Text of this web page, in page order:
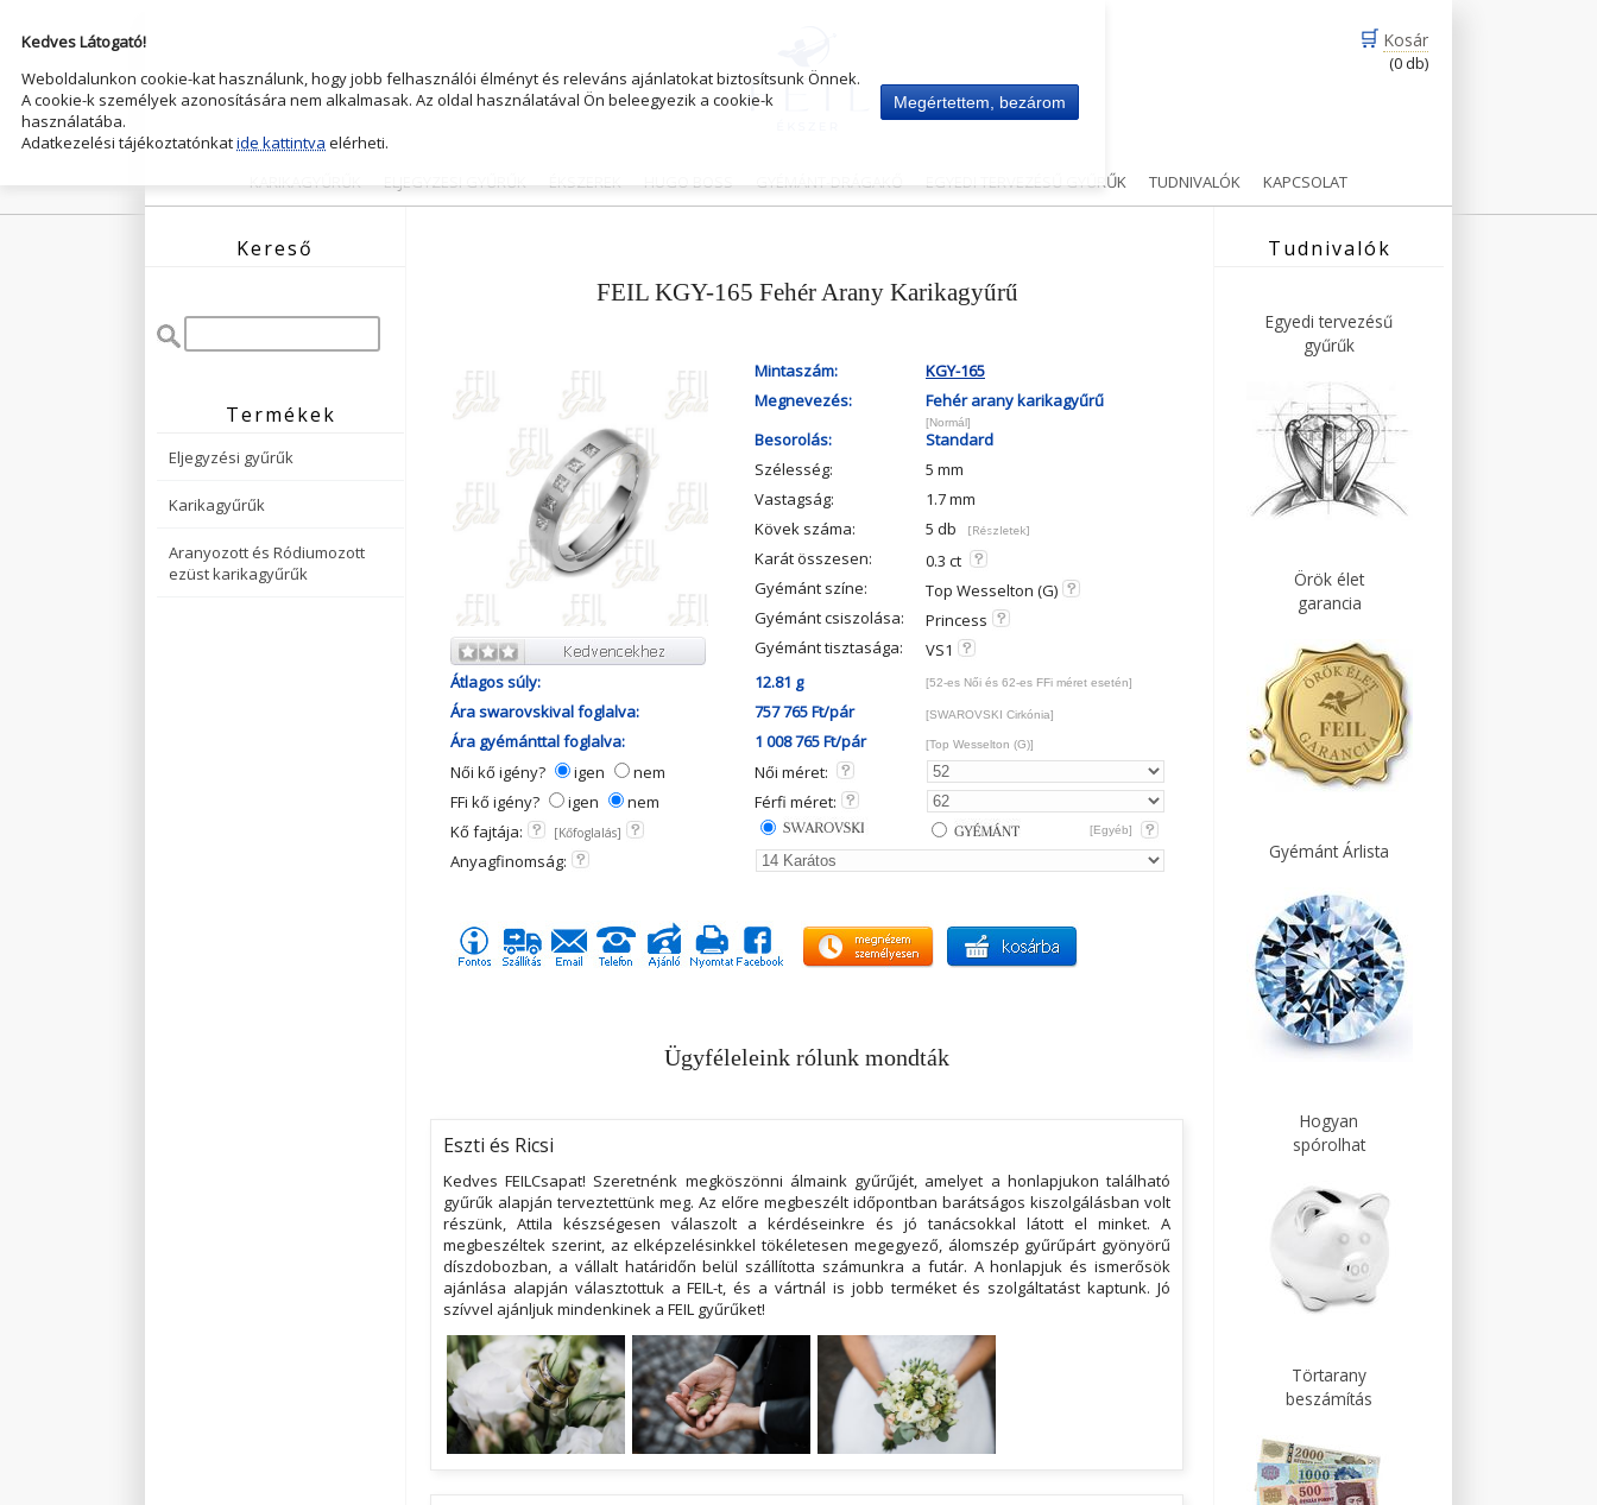
🛒 Kosár
(0 db)
KARIKAGYŰRŰK ELJEGYZESI GYŰRŰK ÉKSZEREK HUGO BOSS GYÉMÁNT-DRÁGAKŐ EGYEDI TERVEZÉSŰ GYŰRŰK TUDNIVALÓK KAPCSOLAT
Kereső
Termékek
Eljegyzési gyűrűk
Karikagyűrűk
Aranyozott és Ródiumozott
ezüst karikagyűrűk
FEIL KGY-165 Fehér Arany Karikagyűrű
Mintaszám:
KGY-165
Megnevezés:
Fehér arany karikagyűrű
[Normál]
Besorolás:
Standard
Szélesség:
5 mm
Vastagság:
1.7 mm
Kövek száma:
5 db [Részletek]
Karát összesen:
0.3 ct
Gyémánt színe:
Top Wesselton (G)
Gyémánt csiszolása:
Princess
Gyémánt tisztasága:
VS1
Átlagos súly:
12.81 g [52-es Női és 62-es FFi méret esetén]
Ára swarovskival foglalva: 757 765 Ft/pár [SWAROVSKI Cirkónia]
Ára gyémánttal foglalva: 1 008 765 Ft/pár [Top Wesselton (G)]
Női kő igény? igen nem
Női méret:
FFi kő igény?
igen nem
Férfi méret:
Kő fajtája:
[Kőfoglalás] [Egyéb]
Anyagfinomság:
Ügyféleleink rólunk mondták
Eszti és Ricsi
Kedves FEILCsapat! Szeretnénk megköszönni álmaink gyűrűjét, amelyet a honlapjukon található
gyűrűk alapján terveztettünk meg. Az előre megbeszélt időpontban barátságos kiszolgálásban volt
részünk, Attila készségesen válaszolt a kérdéseinkre és jó tanácsokkal látott el minket. A
megbeszéltek szerint, az elképzelésinkkel tökéletesen megegyező, álomszép gyűrűpárt gyönyörű
díszdobozban, a vállalt határidőn belül szállította számunkra a futár. A honlapjuk és ismerősök
ajánlása alapján választottuk a FEIL-t, és a vártnál is jobb terméket és szolgáltatást kaptunk. Jó
szívvel ajánljuk mindenkinek a FEIL gyűrűket!
Tudnivalók
Egyedi tervezésű
gyűrűk
Örök élet
garancia
Gyémánt Árlista
Hogyan
spórolhat
Törtarany
beszámítás
Kedves Látogató!
Weboldalunkon cookie-kat használunk, hogy jobb felhasználói élményt és releváns ajánlatokat biztosítsunk Önnek.
A cookie-k személyek azonosítására nem alkalmasak. Az oldal használatával Ön beleegyezik a cookie-k
használatába.
Adatkezelési tájékoztatónkatide kattintva elérheti.
Megértettem, bezárom